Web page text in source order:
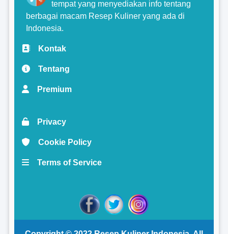
tempat yang menyediakan info tentang
berbagai macam Resep Kuliner yang ada di
Indonesia.
Kontak
Tentang
Premium
Privacy
Cookie Policy
Terms of Service